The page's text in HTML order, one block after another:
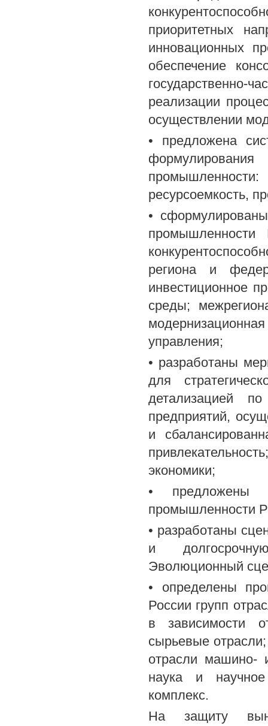
приоритетных
инновационных
обеспечение
реализации
осуществлении
• предложена
промышленности:
ресурсоемкость,
•
промышленности
региона и
инвестиционное
среды;
управления;
• разработаны
для
детализацией
предприятий,
и
экономики;
• предложены
промышленности
• разработаны
и
Эволюционный
• определены
России групп
в зависимости
сырьевые
отрасли машино-
наука и
комплекс.
На защиту